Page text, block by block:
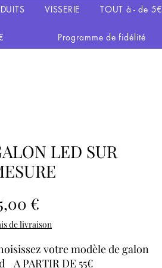
VISSERIE TOUT à - de 5€
Programme de fidélité
LED SUR
€
de livraison
votre modèle de galon
A PARTIR DE 55€